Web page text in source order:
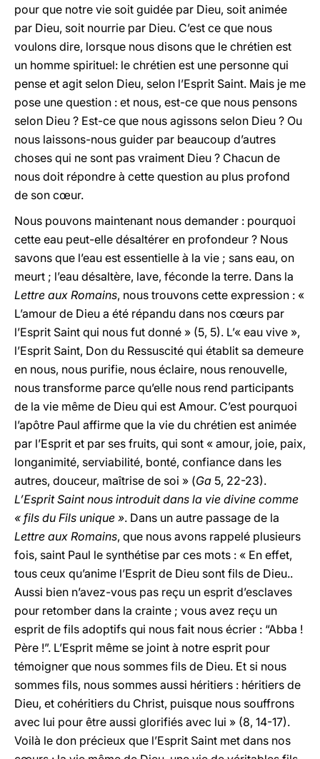
pour que notre vie soit guidée par Dieu, soit animée
par Dieu, soit nourrie par Dieu. C’est ce que nous
voulons dire, lorsque nous disons que le chrétien est
un homme spirituel: le chrétien est une personne qui
pense et agit selon Dieu, selon l’Esprit Saint. Mais je me
pose une question : et nous, est-ce que nous pensons
selon Dieu ? Est-ce que nous agissons selon Dieu ? Ou
nous laissons-nous guider par beaucoup d’autres
choses qui ne sont pas vraiment Dieu ? Chacun de
nous doit répondre à cette question au plus profond
de son cœur.
Nous pouvons maintenant nous demander : pourquoi
cette eau peut-elle désaltérer en profondeur ? Nous
savons que l’eau est essentielle à la vie ; sans eau, on
meurt ; l’eau désaltère, lave, féconde la terre. Dans la
Lettre aux Romains, nous trouvons cette expression : «
L’amour de Dieu a été répandu dans nos cœurs par
l’Esprit Saint qui nous fut donné » (5, 5). L’« eau vive »,
l’Esprit Saint, Don du Ressuscité qui établit sa demeure
en nous, nous purifie, nous éclaire, nous renouvelle,
nous transforme parce qu’elle nous rend participants
de la vie même de Dieu qui est Amour. C’est pourquoi
l’apôtre Paul affirme que la vie du chrétien est animée
par l’Esprit et par ses fruits, qui sont « amour, joie, paix,
longanimité, serviabilité, bonté, confiance dans les
autres, douceur, maîtrise de soi » (Ga 5, 22-23).
L’Esprit Saint nous introduit dans la vie divine comme
« fils du Fils unique ». Dans un autre passage de la
Lettre aux Romains, que nous avons rappelé plusieurs
fois, saint Paul le synthétise par ces mots : « En effet,
tous ceux qu’anime l’Esprit de Dieu sont fils de Dieu..
Aussi bien n’avez-vous pas reçu un esprit d’esclaves
pour retomber dans la crainte ; vous avez reçu un
esprit de fils adoptifs qui nous fait nous écrier : “Abba !
Père !”. L’Esprit même se joint à notre esprit pour
témoigner que nous sommes fils de Dieu. Et si nous
sommes fils, nous sommes aussi héritiers : héritiers de
Dieu, et cohéritiers du Christ, puisque nous souffrons
avec lui pour être aussi glorifiés avec lui » (8, 14-17).
Voilà le don précieux que l’Esprit Saint met dans nos